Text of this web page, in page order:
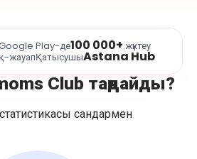
Play-де100 000+ жүктеу
жауапҚатысушыAstana Hub
Club таңдайды?
сандармен